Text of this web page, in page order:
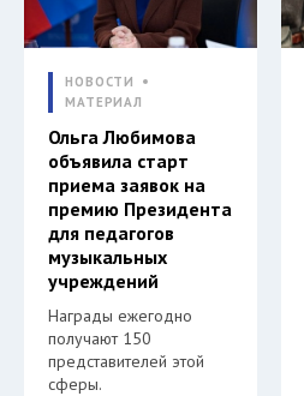
НОВОСТИ
МАТЕРИАЛ
Ольга Любимова
объявила старт
приема заявок на
премию Президента
для педагогов
музыкальных
учреждений
Награды ежегодно
получают 150
представителей этой
сферы.